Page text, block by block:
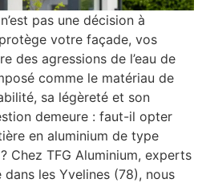
pas une décision à
votre façade, vos
des agressions de l’eau de
comme le matériau de
sa légèreté et son
demeure : faut-il opter
en aluminium de type
Chez TFG Aluminium, experts
les Yvelines (78), nous